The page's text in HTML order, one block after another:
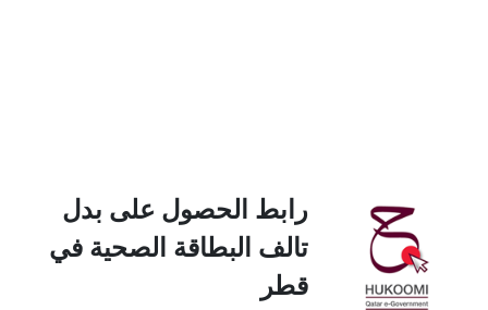
رابط الحصول على بدل
تالف البطاقة الصحية في
قطر